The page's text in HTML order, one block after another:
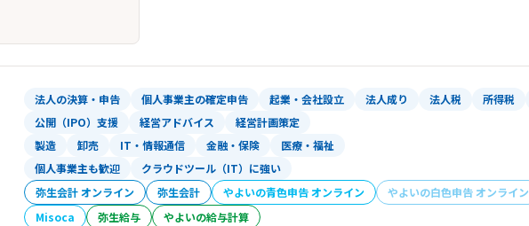
法人の決算・申告 個人事業主の確定申告 起業・会社設立 法人成り 法人税 所得税
公開（IPO）支援
経営アドバイス 経営計画策定
製造 卸売 IT・情報通信 金融・保険 医療・福祉
個人事業主も歓迎 クラウドツール（IT）に強い
弥生会計 オンライン 弥生会計 やよいの青色申告 オンライン やよいの白色申告 オンライン
Misoca
弥生給与 やよいの給与計算